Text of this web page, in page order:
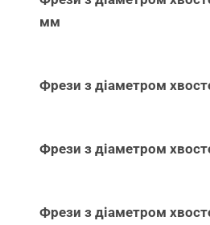
мм
Фрези з діаметром
Фрези з діаметром
Фрези з діаметром